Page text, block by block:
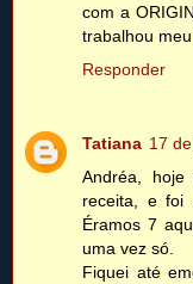
com a
trabalhou meu
Responder
Tatiana 17
Andréa,
receita, e foi
Éramos 7
uma vez só.
Fiquei até